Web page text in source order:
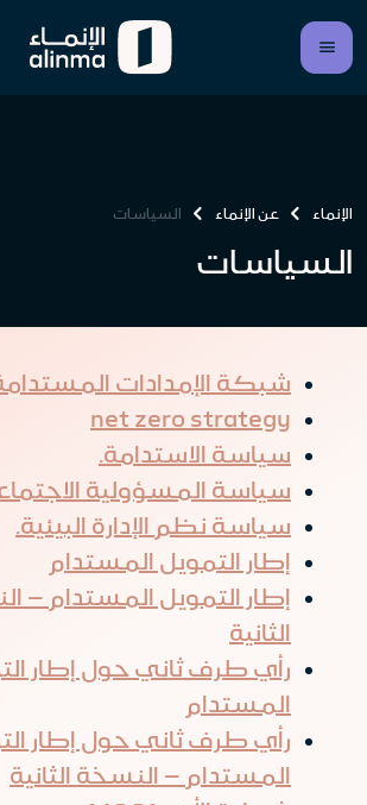
الإنماء عن الإنماء السياسات
السياسات
شبكة الإمدادات
net zero strategy
سياسة الاستدامة.
سياسة المسؤولية
سياسة نظم الإدارة البيئية.
إطار التمويل المستدام
إطار التمويل المستدام –
الثانية
رأي طرف ثاني حول إطار
المستدام
رأي طرف ثاني حول إطار
المستدام – النسخة الثانية